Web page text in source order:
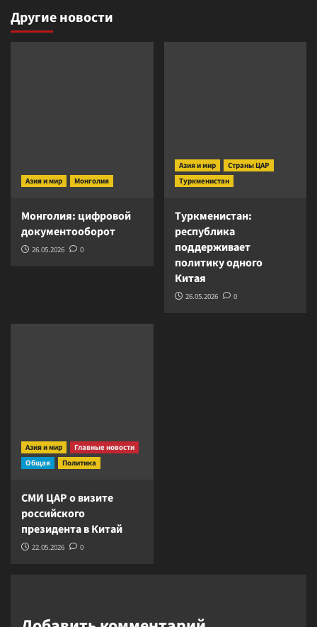
Другие новости
Азия и мир Монголия
Монголия: цифровой
документооборот
26.05.2026 0
Азия и мир
Страны ЦАР
Туркменистан
Туркменистан:
республика
поддерживает
политику одного
Китая
26.05.2026 0
Азия и мир
Главные новости
Общая
Политика
СМИ ЦАР о визите
российского
президента в Китай
22.05.2026 0